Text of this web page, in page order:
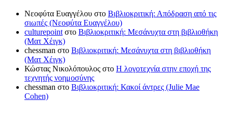
Νεοφύτα Ευαγγέλου στο Βιβλιοκριτική: Απόδραση από τις
σιωπές (Νεοφύτα Ευαγγέλου)
culturepoint στο Βιβλιοκριτική: Μεσάνυχτα στη βιβλιοθήκη
(Ματ Χέιγκ)
chessman στο Βιβλιοκριτική: Μεσάνυχτα στη βιβλιοθήκη
(Ματ Χέιγκ)
Κώστας Νικολόπουλος στο Η λογοτεχνία στην εποχή της
τεχνητής νοημοσύνης
chessman στο Βιβλιοκριτική: Κακοί άντρες (Julie Mae
Cohen)